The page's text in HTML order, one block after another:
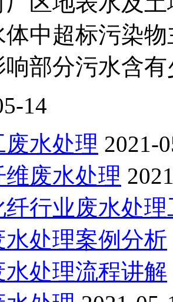
中超标污染
响部分污水含
14
废水处理 2021-
废水处理
纤行业废水处理
水处理案例分析
水处理流程讲解